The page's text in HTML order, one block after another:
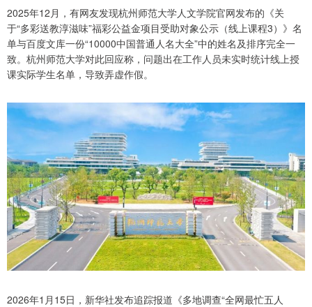
2025年12月，有网友发现杭州师范大学人文学院官网发布的《关
于“多彩送教淳滋味”福彩公益金项目受助对象公示（线上课程3）》名
单与百度文库一份“10000中国普通人名大全”中的姓名及排序完全一
致。杭州师范大学对此回应称，问题出在工作人员未实时统计线上授
课实际学生名单，导致弄虚作假。
2026年1月15日，新华社发布追踪报道《多地调查“全网最忙五人